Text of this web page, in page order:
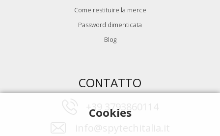
Come restituire la merce
Password dimenticata
Blog
CONTATTO
+39 3793860114
Cookies